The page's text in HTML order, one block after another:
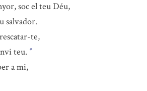
soc el teu Déu,
salvador.
te,
teu. *
a mi,